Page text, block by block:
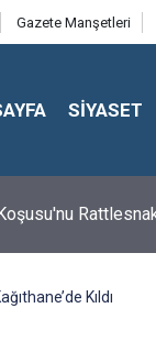
Gazete Manşetleri
SİYASET
Kıldı